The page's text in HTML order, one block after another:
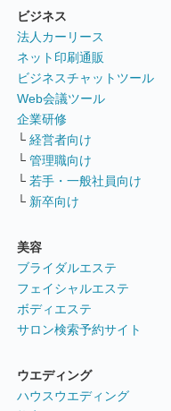
ビジネス
法人カーリース
ネット印刷通販
ビジネスチャットツール
Web会議ツール
企業研修
└ 経営者向け
└ 管理職向け
└ 若手・一般社員向け
└ 新卒向け
美容
ブライダルエステ
フェイシャルエステ
ボディエステ
サロン検索予約サイト
ウエディング
ハウスウエディング